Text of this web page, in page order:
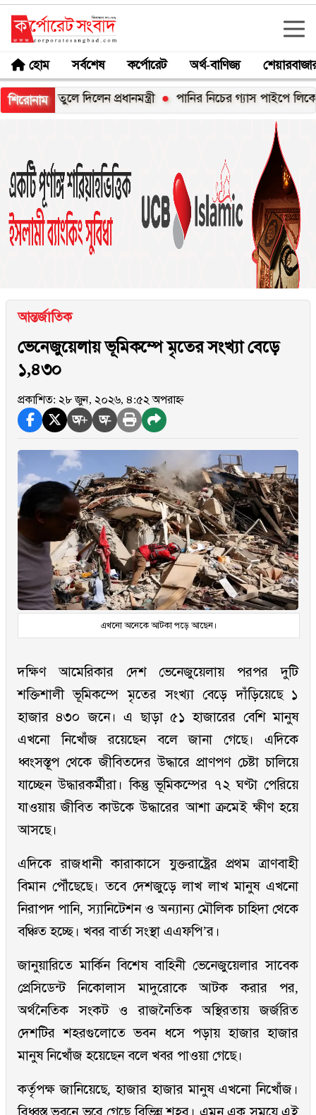
হোম সর্বশেষ কর্পোরেট অর্থ-বাণিজ্য
শিরোনাম
তুলে দিলেন প্রধানমন্ত্রী পানির নিচের গ্যাস পাইপে লিকেজ,
আন্তর্জাতিক
ভেনেজুয়েলায় ভূমিকম্পে মৃতের সংখ্যা বেড়ে
১,৪৩০
প্রকাশিত: ২৮ জুন, ২০২৬, ৪:৫২ অপরাহ্ন
অ+ অ-
এখনো অনেকে আটকা পড়ে আছেন।
দক্ষিণ আমেরিকার দেশ ভেনেজুয়েলায় পরপর দুটি
শক্তিশালী ভূমিকম্পে মৃতের সংখ্যা বেড়ে দাঁড়িয়েছে ১
হাজার ৪৩০ জনে। এ ছাড়া ৫১ হাজারের বেশি মানুষ
এখনো নিখোঁজ রয়েছেন বলে জানা গেছে। এদিকে
ধ্বংসস্তূপ থেকে জীবিতদের উদ্ধারে প্রাণপণ চেষ্টা চালিয়ে
যাচ্ছেন উদ্ধারকর্মীরা। কিন্তু ভূমিকম্পের ৭২ ঘণ্টা পেরিয়ে
যাওয়ায় জীবিত কাউকে উদ্ধারের আশা ক্রমেই ক্ষীণ হয়ে
আসছে।
এদিকে রাজধানী কারাকাসে যুক্তরাষ্ট্রের প্রথম ত্রাণবাহী
বিমান পৌঁছেছে। তবে দেশজুড়ে লাখ লাখ মানুষ এখনো
নিরাপদ পানি, স্যানিটেশন ও অন্যান্য মৌলিক চাহিদা থেকে
বঞ্চিত হচ্ছে। খবর বার্তা সংস্থা এএফপি’র।
জানুয়ারিতে মার্কিন বিশেষ বাহিনী ভেনেজুয়েলার সাবেক
প্রেসিডেন্ট নিকোলাস মাদুরোকে আটক করার পর,
অর্থনৈতিক সংকট ও রাজনৈতিক অস্থিরতায় জর্জরিত
দেশটির শহরগুলোতে ভবন ধসে পড়ায় হাজার হাজার
মানুষ নিখোঁজ হয়েছেন বলে খবর পাওয়া গেছে।
কর্তৃপক্ষ জানিয়েছে, হাজার হাজার মানুষ এখনো নিখোঁজ।